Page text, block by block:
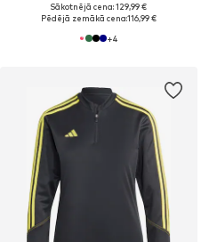
Sākotnējā cena: 129,99 €
Pēdējā zemākā cena:116,99 €
+4